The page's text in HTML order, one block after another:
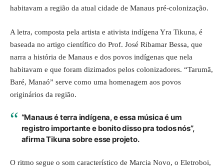
habitavam a região da atual cidade de Manaus pré-colonização.
A letra, composta pela artista e ativista indígena Yra Tikuna, é
baseada no artigo científico do Prof. José Ribamar Bessa, que
narra a história de Manaus e dos povos indígenas que nela
habitavam e que foram dizimados pelos colonizadores. “Tarumã,
Baré, Manaó” serve como uma homenagem aos povos
originários da região.
“Manaus é terra indígena, e essa música é um
registro importante e bonito disso pra todos nós”,
afirma Tikuna sobre esse projeto.
O ritmo segue o som característico de Marcia Novo, o Eletroboi,